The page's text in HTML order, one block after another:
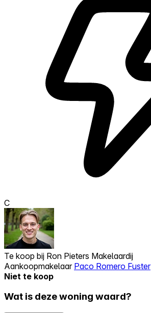
C
Te koop bij Ron Pieters Makelaardij
Aankoopmakelaar Paco Romero Fuster
Niet te koop
Wat is deze woning waard?